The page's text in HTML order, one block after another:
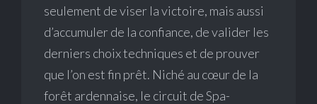
seulement de viser la victoire, mais aussi
d’accumuler de la confiance, de valider les
derniers choix techniques et de prouver
que l’on est fin prêt. Niché au cœur de la
forêt ardennaise, le circuit de Spa-